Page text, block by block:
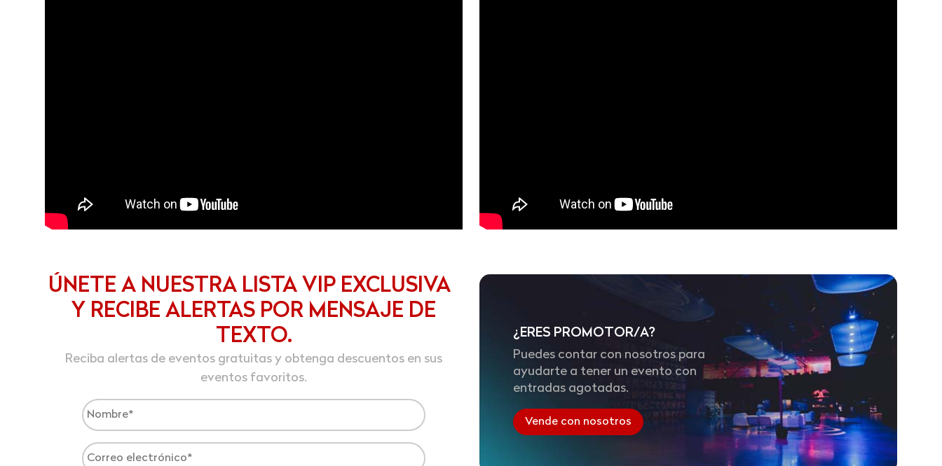
ÚNETE A NUESTRA LISTA VIP EXCLUSIVA
Y RECIBE ALERTAS POR MENSAJE DE
TEXTO.
Reciba alertas de eventos gratuitas y obtenga descuentos en sus
eventos favoritos.
¿ERES PROMOTOR/A?
Puedes contar con nosotros para
ayudarte a tener un evento con
entradas agotadas.
Vende con nosotros